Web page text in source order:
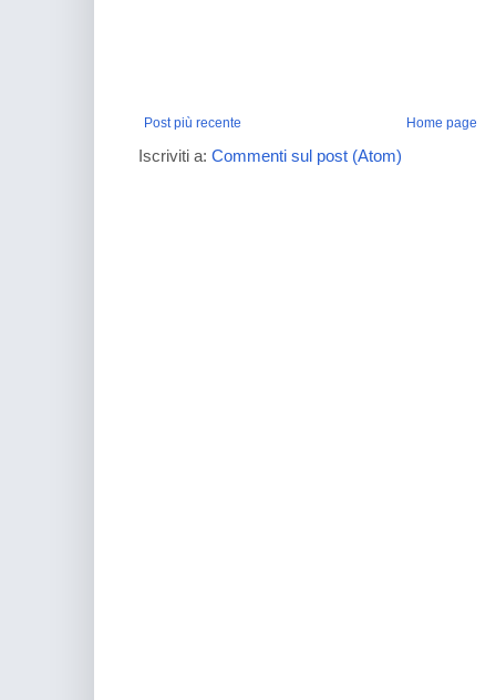
Post più recente Home page
Iscriviti a: Commenti sul post (Atom)